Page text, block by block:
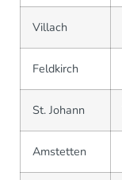
Villach
Feldkirch
St. Johann
Amstetten